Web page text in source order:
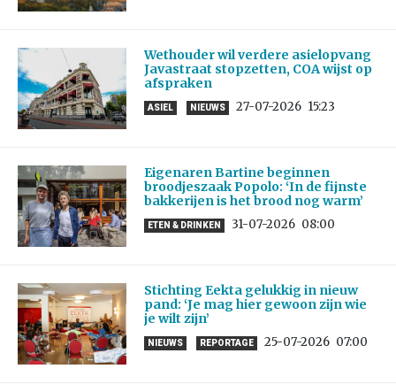
Wethouder wil verdere asielopvang
Javastraat stopzetten, COA wijst op
afspraken
ASIEL NIEUWS 27-07-2026 15:23
Eigenaren Bartine beginnen
broodjeszaak Popolo: ‘In de fijnste
bakkerijen is het brood nog warm’
ETEN & DRINKEN 31-07-2026 08:00
Stichting Eekta gelukkig in nieuw
pand: ‘Je mag hier gewoon zijn wie
je wilt zijn’
NIEUWS REPORTAGE 25-07-2026 07:00